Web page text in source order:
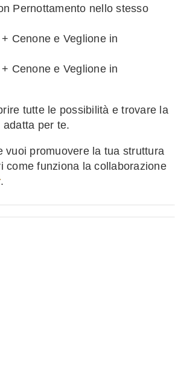
Pernottamento nello stesso
Cenone e Veglione in
Cenone e Veglione in
tutte le possibilità e trovare la
per te.
vuoi promuovere la tua struttura
come funziona la collaborazione
.